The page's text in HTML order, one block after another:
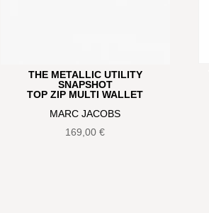
THE METALLIC UTILITY
SNAPSHOT
TOP ZIP MULTI WALLET
MARC JACOBS
169,00€